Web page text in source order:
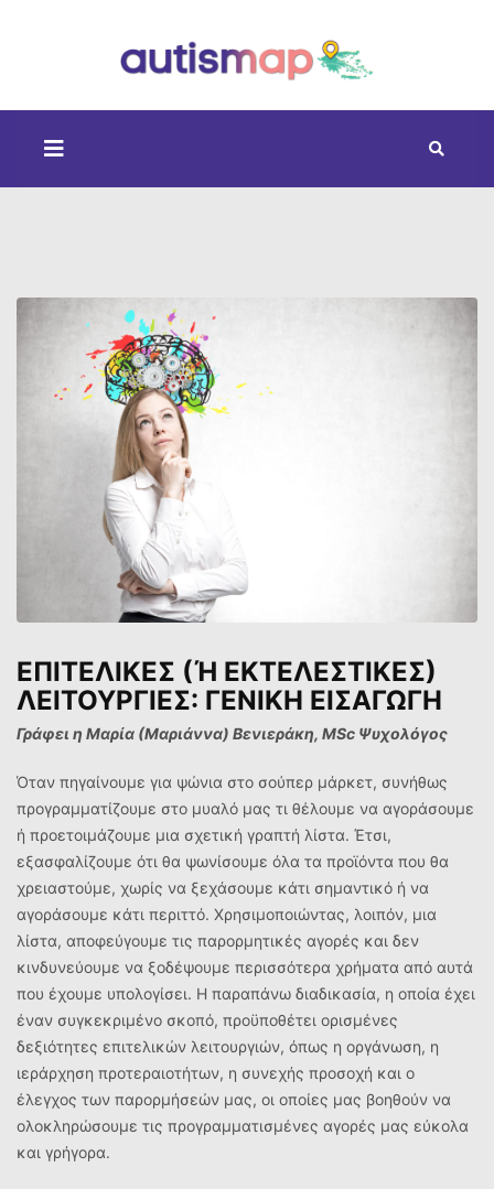
ΕΠΙΤΕΛΙΚΕΣ (Ή ΕΚΤΕΛΕΣΤΙΚΕΣ)
ΛΕΙΤΟΥΡΓΙΕΣ: ΓΕΝΙΚΗ ΕΙΣΑΓΩΓΗ
Γράφει η Μαρία (Μαριάννα) Βενιεράκη, MSc Ψυχολόγος
Όταν πηγαίνουμε για ψώνια στο σούπερ μάρκετ, συνήθως
προγραμματίζουμε στο μυαλό μας τι θέλουμε να αγοράσουμε
ή προετοιμάζουμε μια σχετική γραπτή λίστα. Έτσι,
εξασφαλίζουμε ότι θα ψωνίσουμε όλα τα προϊόντα που θα
χρειαστούμε, χωρίς να ξεχάσουμε κάτι σημαντικό ή να
αγοράσουμε κάτι περιττό. Χρησιμοποιώντας, λοιπόν, μια
λίστα, αποφεύγουμε τις παρορμητικές αγορές και δεν
κινδυνεύουμε να ξοδέψουμε περισσότερα χρήματα από αυτά
που έχουμε υπολογίσει. Η παραπάνω διαδικασία, η οποία έχει
έναν συγκεκριμένο σκοπό, προϋποθέτει ορισμένες
δεξιότητες επιτελικών λειτουργιών, όπως η οργάνωση, η
ιεράρχηση προτεραιοτήτων, η συνεχής προσοχή και ο
έλεγχος των παρορμήσεών μας, οι οποίες μας βοηθούν να
ολοκληρώσουμε τις προγραμματισμένες αγορές μας εύκολα
και γρήγορα.